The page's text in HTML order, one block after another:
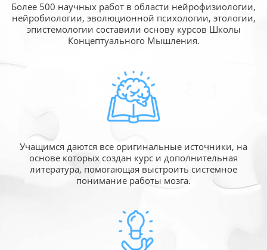
Более 500 научных работ в области нейрофизиологии,
нейробиологии, эволюционной психологии, этологии,
эпистемологии составили основу курсов Школы
Концептуального Мышления.
Учащимся даются все оригинальные источники, на
основе которых создан курс и дополнительная
литература, помогающая выстроить системное
понимание работы мозга.